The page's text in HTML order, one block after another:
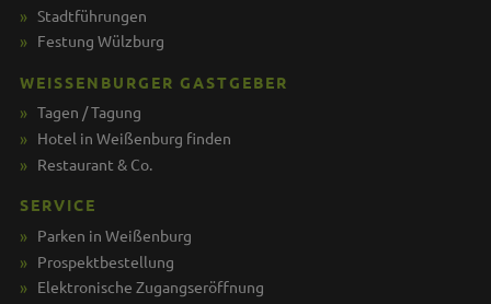
Stadtführungen
Festung Wülzburg
WEISSENBURGER GASTGEBER
Tagen / Tagung
Hotel in Weißenburg finden
Restaurant & Co.
SERVICE
Parken in Weißenburg
Prospektbestellung
Elektronische Zugangseröffnung